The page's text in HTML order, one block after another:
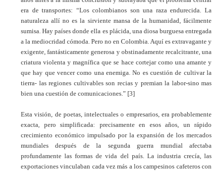
era de transportes: “Los colombianos son una raza endurecida. La
naturaleza allí no es la sirviente mansa de la humanidad, fácilmente
sumisa. Hay países donde ella es plácida, una diosa burguesa entregada
a la mediocridad cómoda. Pero no en Colombia. Aquí es extravagante y
exigente, fantásticamente generosa y obstinadamente recalcitrante, una
criatura violenta y magnífica que se hace cortejar como una amante y
que hay que vencer como una enemiga. No es cuestión de cultivar la
tierra- las regiones cultivables son recias y premian la labor-sino mas
bien una cuestión de comunicaciones.” [3]
Esta visión, de poetas, intelectuales o empresarios, era probablemente
exacta, pero simplificada: precisamente en esos años, un rápido
crecimiento económico impulsado por la expansión de los mercados
mundiales después de la segunda guerra mundial afectaba
profundamente las formas de vida del país. La industria crecía, las
exportaciones vinculaban cada vez más a los campesinos cafeteros con